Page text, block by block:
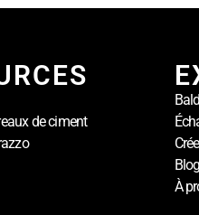
de ciment
Blog
À